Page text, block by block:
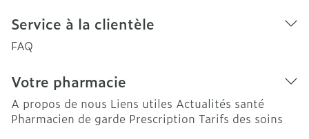
Service à la clientèle
FAQ
Votre pharmacie
A propos de nous Liens utiles Actualités santé
Pharmacien de garde Prescription Tarifs des soins